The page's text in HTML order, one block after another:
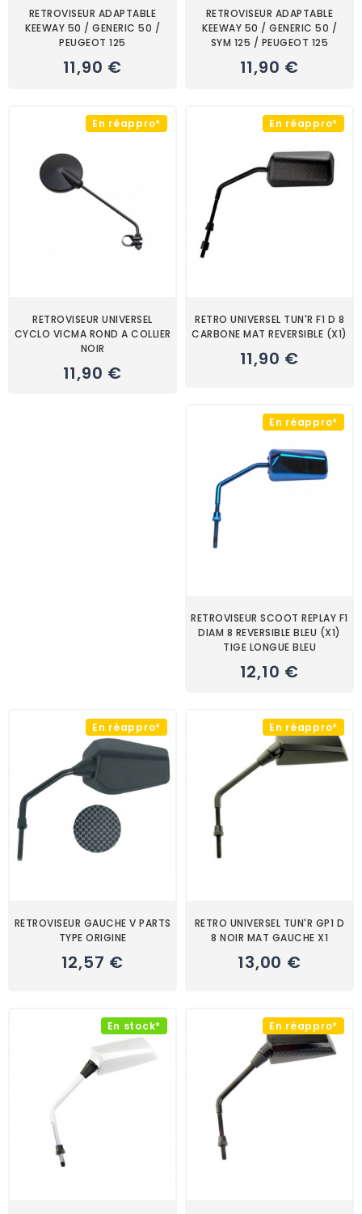
RETROVISEUR ADAPTABLE
KEEWAY 50 / GENERIC 50 /
PEUGEOT 125
11,90 €
RETROVISEUR ADAPTABLE
KEEWAY 50 / GENERIC 50 /
SYM 125 / PEUGEOT 125
11,90 €
En réappro*
RETROVISEUR UNIVERSEL
CYCLO VICMA ROND A COLLIER
NOIR
11,90 €
En réappro*
RETRO UNIVERSEL TUN'R F1 D 8
CARBONE MAT REVERSIBLE (X1)
11,90 €
En réappro*
RETROVISEUR SCOOT REPLAY F1
DIAM 8 REVERSIBLE BLEU (x1)
TIGE LONGUE BLEU
12,10 €
En réappro*
RETROVISEUR GAUCHE V PARTS
TYPE ORIGINE
12,57 €
En réappro*
RETRO UNIVERSEL TUN'R GP1 D
8 NOIR MAT GAUCHE X1
13,00 €
En stock* En réappro*